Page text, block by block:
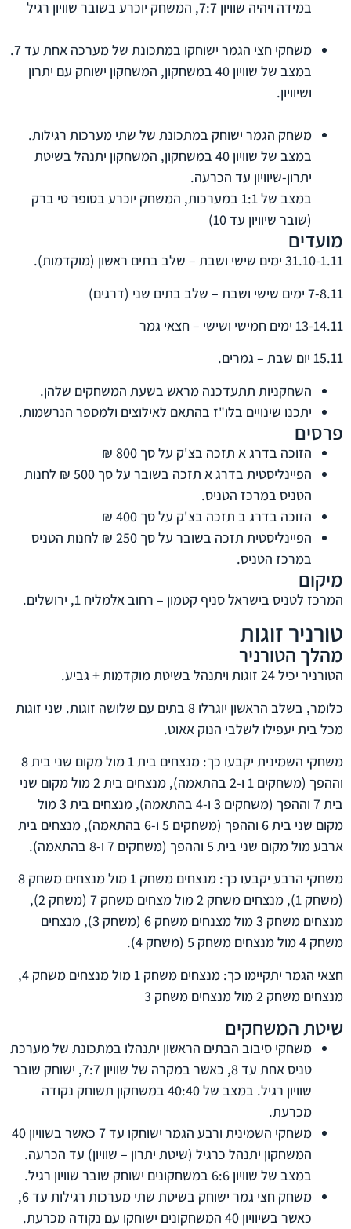
במידה ויהיה שוויון 7:7, המשחק יוכרע בשובר שוויון רגיל
משחקי חצי הגמר ישוחקו במתכונת של מערכה אחת עד 7.
במצב של שוויון 40 במשחקון, המשחקון ישוחק עם יתרון
ושיוויון.
משחק הגמר ישוחק במתכונת של שתי מערכות רגילות.
במצב של שוויון 40 במשחקון, המשחקון יתנהל בשיטת
יתרון-שיוויון עד הכרעה.
במצב של 1:1 במערכות, המשחק יוכרע בסופר טי ברק
(שובר שיוויון עד 10)
מועדים
31.10-1.11 ימים שישי ושבת – שלב בתים ראשון (מוקדמות).
7-8.11 ימים שישי ושבת – שלב בתים שני (דרגים)
13-14.11 ימים חמישי ושישי – חצאי גמר
15.11 יום שבת – גמרים.
השחקניות תתעדכנה מראש בשעת המשחקים שלהן.
יתכנו שינויים בלו"ז בהתאם לאילוצים ולמספר הנרשמות.
פרסים
הזוכה בדרג א תזכה בצ'ק על סך 800 ₪
הפיינליסטית בדרג א תזכה בשובר על סך 500 ₪ לחנות
הטניס במרכז הטניס.
הזוכה בדרג ב תזכה בצ'ק על סך 400 ₪
הפיינליסטית תזכה בשובר על סך 250 ₪ לחנות הטניס
במרכז הטניס.
מיקום
המרכז לטניס בישראל סניף קטמון – רחוב אלמליח 1, ירושלים.
טורניר זוגות
מהלך הטורניר
הטורניר יכיל 24 זוגות ויתנהל בשיטת מוקדמות + גביע.
כלומר, בשלב הראשון יוגרלו 8 בתים עם שלושה זוגות. שני זוגות
מכל בית יעפילו לשלבי הנוק אאוט.
משחקי השמינית יקבעו כך: מנצחים בית 1 מול מקום שני בית 8
וההפך (משחקים 1 ו-2 בהתאמה), מנצחים בית 2 מול מקום שני
בית 7 וההפך (משחקים 3 ו-4 בהתאמה), מנצחים בית 3 מול
מקום שני בית 6 וההפך (משחקים 5 ו-6 בהתאמה), מנצחים בית
ארבע מול מקום שני בית 5 וההפך (משחקים 7 ו-8 בהתאמה).
משחקי הרבע יקבעו כך: מנצחים משחק 1 מול מנצחים משחק 8
(משחק 1), מנצחים משחק 2 מול מצחים משחק 7 (משחק 2),
מנצחים משחק 3 מול מצנחים משחק 6 (משחק 3), מנצחים
משחק 4 מול מנצחים משחק 5 (משחק 4).
חצאי הגמר יתקיימו כך: מנצחים משחק 1 מול מנצחים משחק 4,
מנצחים משחק 2 מול מנצחים משחק 3
שיטת המשחקים
משחקי סיבוב הבתים הראשון יתנהלו במתכונת של מערכת
טניס אחת עד 8, כאשר במקרה של שוויון 7:7, ישוחק שובר
שוויון רגיל. במצב של 40:40 במשחקון תשוחק נקודה
מכרעת.
משחקי השמינית ורבע הגמר ישוחקו עד 7 כאשר בשוויון 40
המשחקון יתנהל כרגיל (שיטת יתרון – שוויון) עד הכרעה.
במצב של שוויון 6:6 במשחקונים ישוחק שובר שוויון רגיל.
משחק חצי גמר ישוחק בשיטת שתי מערכות רגילות עד 6,
כאשר בשיוויון 40 המשחקונים ישוחקו עם נקודה מכרעת.